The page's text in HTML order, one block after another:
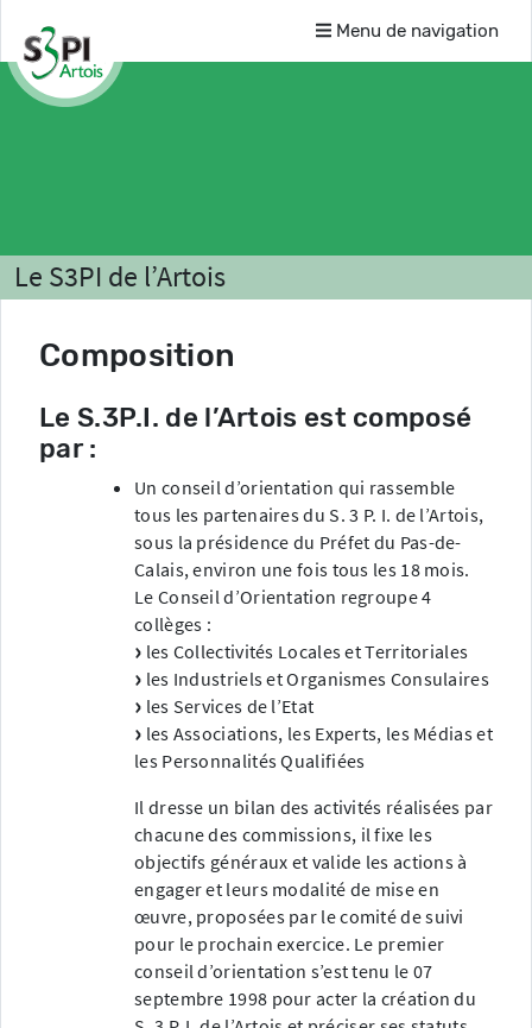
Menu de navigation
Le S3PI de l’Artois
Composition
Le S.3P.I. de l’Artois est composé
par :
Un conseil d’orientation qui rassemble
tous les partenaires du S. 3 P. I. de l’Artois,
sous la présidence du Préfet du Pas-de-
Calais, environ une fois tous les 18 mois.
Le Conseil d’Orientation regroupe 4
collèges :
les Collectivités Locales et Territoriales
les Industriels et Organismes Consulaires
les Services de l’Etat
les Associations, les Experts, les Médias et
les Personnalités Qualifiées
Il dresse un bilan des activités réalisées par
chacune des commissions, il fixe les
objectifs généraux et valide les actions à
engager et leurs modalité de mise en
œuvre, proposées par le comité de suivi
pour le prochain exercice. Le premier
conseil d’orientation s’est tenu le 07
septembre 1998 pour acter la création du